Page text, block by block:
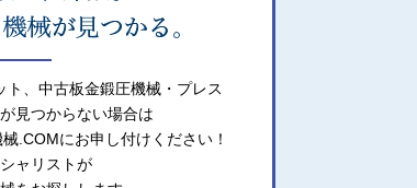
、中古板金鍛圧機械・プレス
見つからない場合は
.COMにお申し付けください！
ャリストが